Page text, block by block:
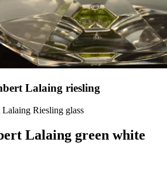
Lalaing riesling
Riesling glass
Lalaing green white